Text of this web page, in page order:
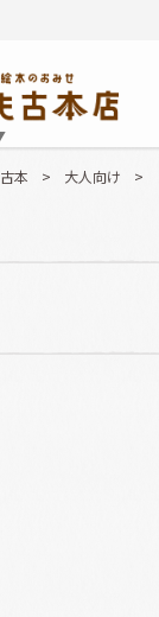
本 > 大人向け >